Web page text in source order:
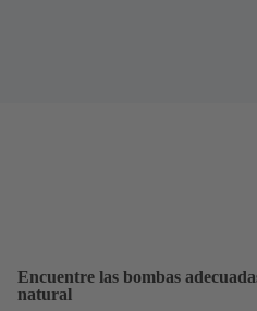
Encuentre las bombas
natural